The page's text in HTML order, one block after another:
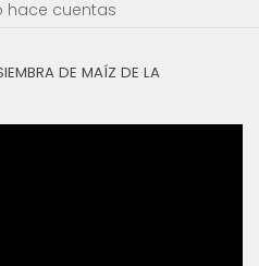
hace cuentas
DE MAÍZ DE LA